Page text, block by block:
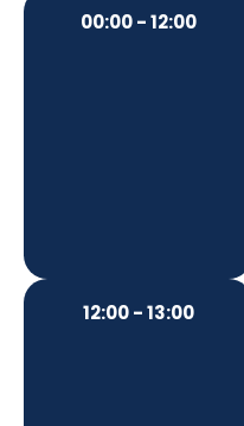
00:00 - 12:00
12:00 - 13:00